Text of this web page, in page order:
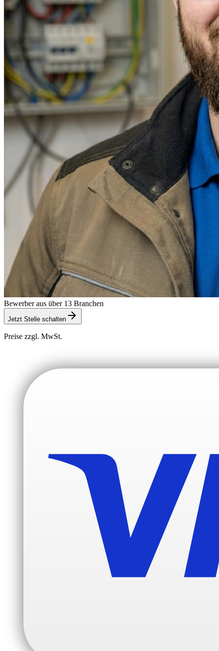
Bewerber aus über 13 Branchen
Jetzt Stelle schalten
Preise zzgl. MwSt.